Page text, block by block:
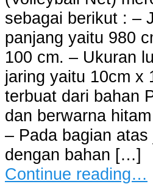
sebagai berikut : –
panjang yaitu 980
100 cm. – Ukuran
jaring yaitu 10cm x
terbuat dari bahan
dan berwarna
– Pada bagian
dengan bahan […]
Continue reading…